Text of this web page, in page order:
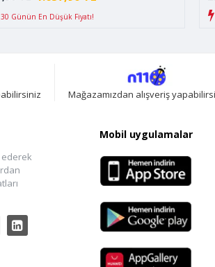
30 Günün En Düşük Fiyatı!
Mağazamızdan alışveriş
Mobil uygulamalar